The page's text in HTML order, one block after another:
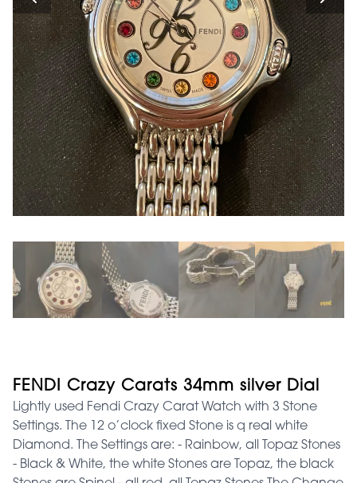
FENDI Crazy Carats 34mm silver Dial
Lightly used Fendi Crazy Carat Watch with 3 Stone
Settings. The 12 o’clock fixed Stone is q real white
Diamond. The Settings are: - Rainbow, all Topaz Stones
- Black & White, the white Stones are Topaz, the black